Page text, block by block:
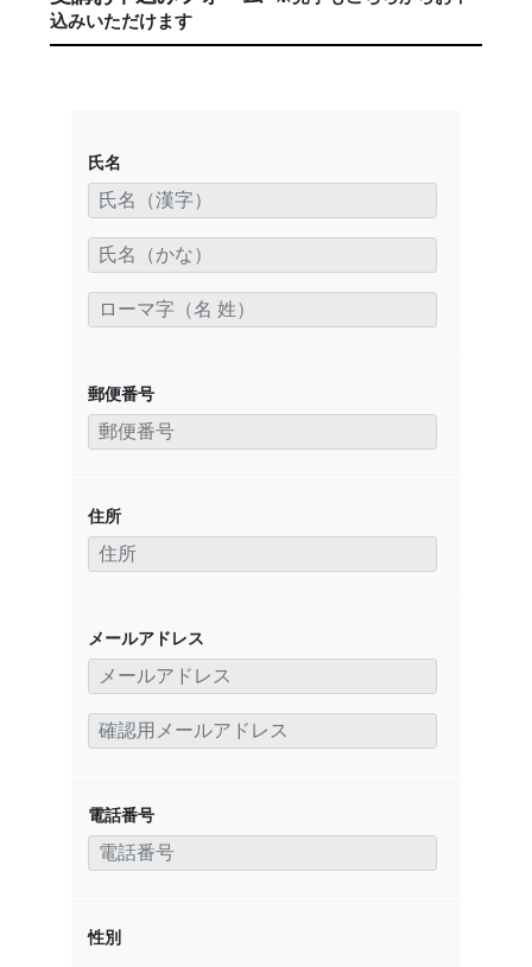
込みいただけます
氏名
郵便番号
住所
メールアドレス
電話番号
性別